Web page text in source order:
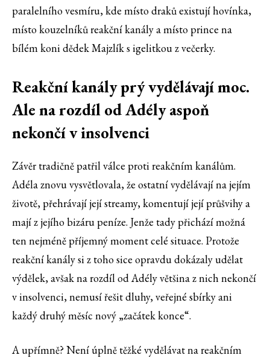
paralelního vesmíru, kde místo draků existují hovínka,
místo kouzelníků reakční kanály a místo prince na
bílém koni dědek Majzlík s igelitkou z večerky.
Reakční kanály prý vydělávají moc.
Ale na rozdíl od Adély aspoň
nekončí v insolvenci
Závěr tradičně patřil válce proti reakčním kanálům.
Adéla znovu vysvětlovala, že ostatní vydělávají na jejím
životě, přehrávají její streamy, komentují její průšvihy a
mají z jejího bizáru peníze. Jenže tady přichází možná
ten nejméně příjemný moment celé situace. Protože
reakční kanály si z toho sice opravdu dokázaly udělat
výdělek, avšak na rozdíl od Adély většina z nich nekončí
v insolvenci, nemusí řešit dluhy, veřejné sbírky ani
každý druhý měsíc nový „začátek konce“.
A upřímně? Není úplně těžké vydělávat na reakčním